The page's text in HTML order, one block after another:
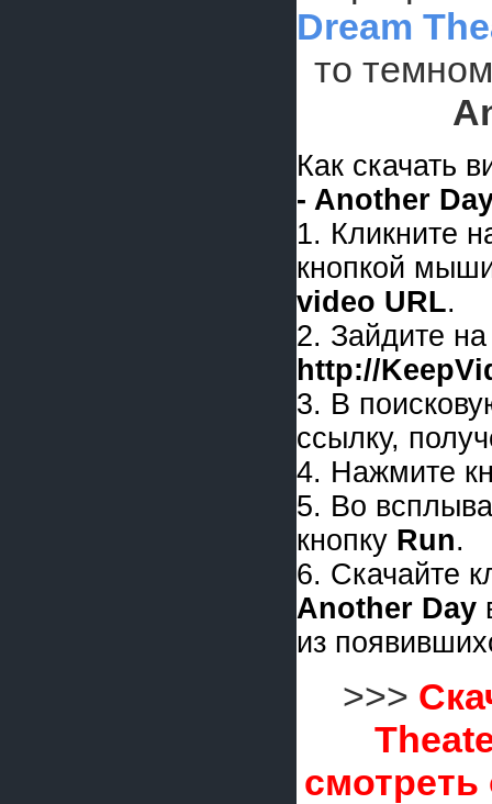
Dream
то
Как скачать
- Another
1. Кликните
кнопкой
video URL.
2. Зайдите на
http://
3. В
ссылку,
4. Нажмите
5. Во
кнопку Run.
6. Скачайте
Another Day
из
>>>